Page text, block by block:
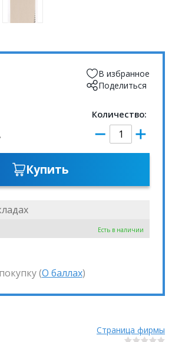
В избранное
Поделиться
Количество:
Купить
Есть в наличии
(О баллах)
Страница фирмы